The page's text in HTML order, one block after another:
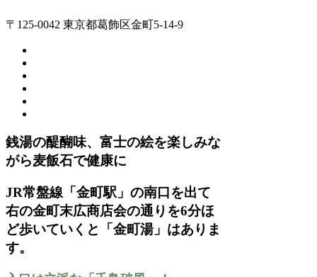
〒125-0042 東京都葛飾区金町5-14-9
銭湯の醍醐味、富士の絵を楽しみな
がら麦飯石で健康に
JR常盤線「金町駅」の南口を出て
右の金町末広商店会の通りを6分ほ
ど歩いていくと「金町湯」はありま
す。